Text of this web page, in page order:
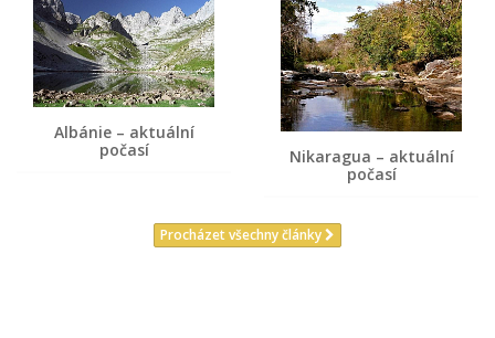
Albánie – aktuální
počasí
Nikaragua – aktuální
počasí
Procházet všechny články